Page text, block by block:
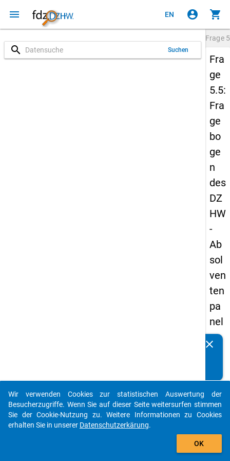
menu EN account_circle shopping_cart
search Suchen
Frage
Fra
ge
5.5:
Fra
ge
bo
ge
n
des
DZ
HW
-
Ab
sol
ven
ten
pa
nel
s
-
ers
te
clear
auto_stories
add_shopping_cart
Wir verwenden Cookies zur statistischen Auswertung der
Besucherzugriffe. Wenn Sie auf dieser Seite weitersurfen stimmen
Sie der Cookie-Nutzung zu. Weitere Informationen zu Cookies
erhalten Sie in unserer Datenschutzerkärung.
OK